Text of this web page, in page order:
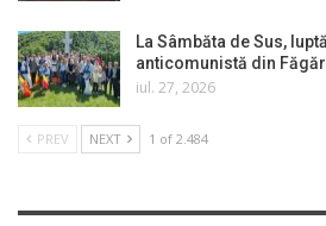
La Sâmbăta de Sus,
anticomunistă din
iul. 27, 2026
PREV NEXT 1 of 2.484